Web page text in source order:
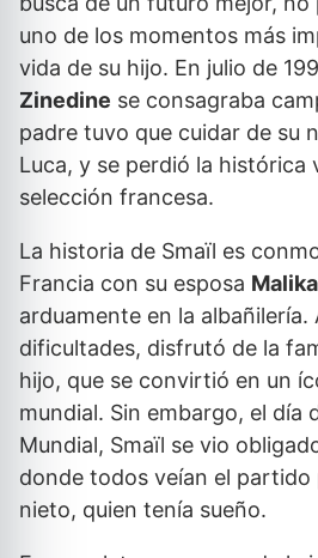
uno de los momentos más
vida de su hijo. En julio de
Zinedine se consagraba
padre tuvo que cuidar de su
Luca, y se perdió la histórica
selección francesa.
La historia de Smaïl es
Francia con su esposa Malika
arduamente en la albañilería.
dificultades, disfrutó de la
hijo, que se convirtió en un
mundial. Sin embargo, el día
Mundial, Smaïl se vio
donde todos veían el partido
nieto, quien tenía sueño.